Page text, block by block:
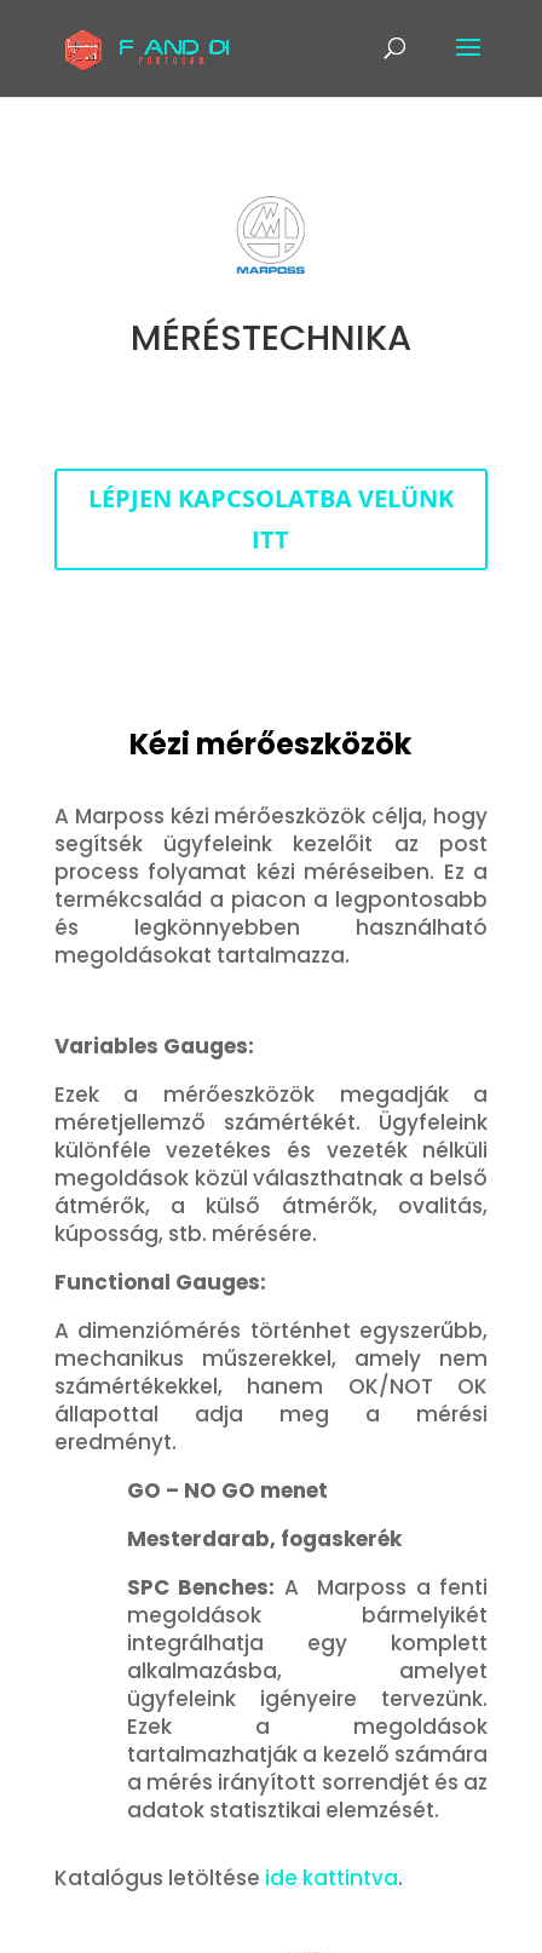
MÉRÉSTECHNIKA
LÉPJEN KAPCSOLATBA VELÜNK
ITT
Kézi mérőeszközök
A Marposs kézi mérőeszközök célja, hogy
segítsék ügyfeleink kezelőit az post
process folyamat kézi méréseiben. Ez a
termékcsalád a piacon a legpontosabb
és legkönnyebben használható
megoldásokat tartalmazza.
Variables Gauges:
Ezek a mérőeszközök megadják a
méretjellemző számértékét. Ügyfeleink
különféle vezetékes és vezeték nélküli
megoldások közül választhatnak a belső
átmérők, a külső átmérők, ovalitás,
kúposság, stb. mérésére.
Functional Gauges:
A dimenziómérés történhet egyszerűbb,
mechanikus műszerekkel, amely nem
számértékekkel, hanem OK/NOT OK
állapottal adja meg a mérési
eredményt.
GO – NO GO menet
Mesterdarab, fogaskerék
SPC Benches: A Marposs a fenti
megoldások bármelyikét
integrálhatja egy komplett
alkalmazásba, amelyet
ügyfeleink igényeire tervezünk.
Ezek a megoldások
tartalmazhatják a kezelő számára
a mérés irányított sorrendjét és az
adatok statisztikai elemzését.
Katalógus letöltése ide kattintva.